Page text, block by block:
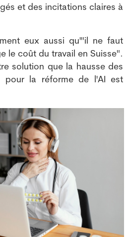
et des incitations claires à
eux aussi qu'"il ne faut
le coût du travail en Suisse".
solution que la hausse des
pour la réforme de l'AI est